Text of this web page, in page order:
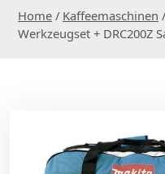
Home / Kaffeemaschinen
Werkzeugset + DRC200Z